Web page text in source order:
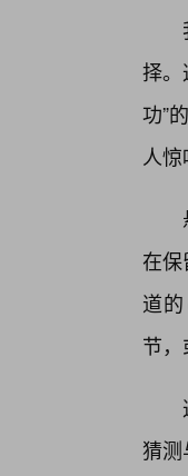
择。
功”
人惊
在
道
节，
猜